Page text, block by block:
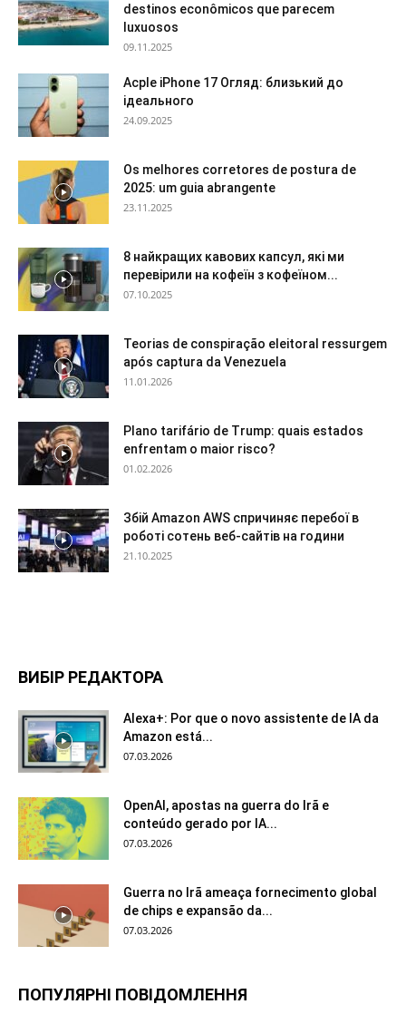
destinos econômicos que parecem
luxuosos
09.11.2025
Acple iPhone 17 Огляд: близький до
ідеального
24.09.2025
Os melhores corretores de postura de
2025: um guia abrangente
23.11.2025
8 найкращих кавових капсул, які ми
перевірили на кофеїн з кофеїном...
07.10.2025
Teorias de conspiração eleitoral ressurgem
após captura da Venezuela
11.01.2026
Plano tarifário de Trump: quais estados
enfrentam o maior risco?
01.02.2026
Збій Amazon AWS спричиняє перебої в
роботі сотень веб-сайтів на години
21.10.2025
ВИБІР РЕДАКТОРА
Alexa+: Por que o novo assistente de IA da
Amazon está...
07.03.2026
OpenAI, apostas na guerra do Irã e
conteúdo gerado por IA...
07.03.2026
Guerra no Irã ameaça fornecimento global
de chips e expansão da...
07.03.2026
ПОПУЛЯРНІ ПОВІДОМЛЕННЯ